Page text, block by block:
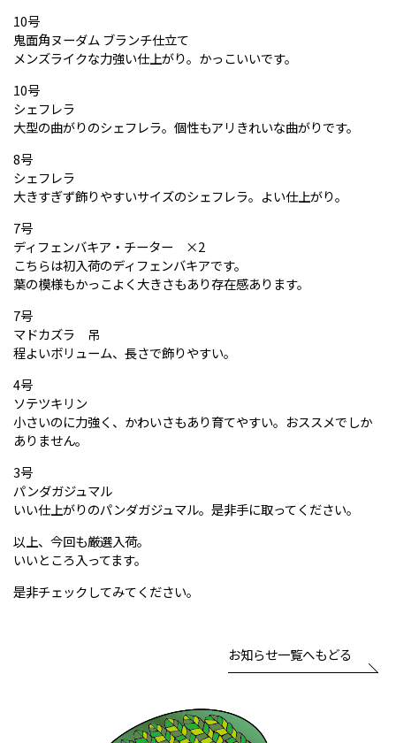
10号
鬼面角ヌーダム ブランチ仕立て
メンズライクな力強い仕上がり。かっこいいです。
10号
シェフレラ
大型の曲がりのシェフレラ。個性もアリきれいな曲がりです。
8号
シェフレラ
大きすぎず飾りやすいサイズのシェフレラ。よい仕上がり。
7号
ディフェンバキア・チーター ×2
こちらは初入荷のディフェンバキアです。
葉の模様もかっこよく大きさもあり存在感あります。
7号
マドカズラ 吊
程よいボリューム、長さで飾りやすい。
4号
ソテツキリン
小さいのに力強く、かわいさもあり育てやすい。おススメでしか
ありません。
3号
パンダガジュマル
いい仕上がりのパンダガジュマル。是非手に取ってください。
以上、今回も厳選入荷。
いいところ入ってます。
是非チェックしてみてください。
お知らせ一覧へもどる